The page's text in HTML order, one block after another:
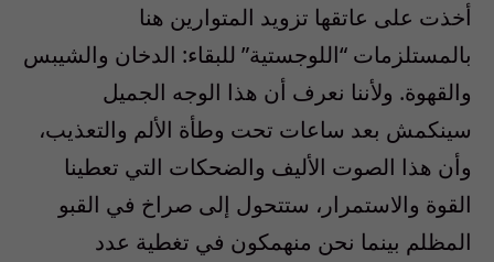
أخذت على عاتقها تزويد المتوارين هنا
بالمستلزمات “اللوجستية” للبقاء: الدخان والشيبس
والقهوة. ولأننا نعرف أن هذا الوجه الجميل
سينكمش بعد ساعات تحت وطأة الألم والتعذيب،
وأن هذا الصوت الأليف والضحكات التي تعطينا
القوة والاستمرار، ستتحول إلى صراخ في القبو
المظلم بينما نحن منهمكون في تغطية عدد